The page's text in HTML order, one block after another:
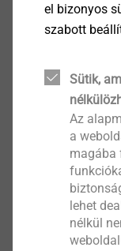
el bizonyos
szabott
Sütik,
Az
a
magába
lehet
nélkül